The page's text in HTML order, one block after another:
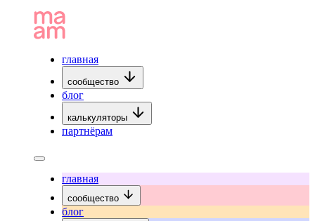
главная
сообщество
блог
калькуляторы
партнёрам
главная
сообщество
блог